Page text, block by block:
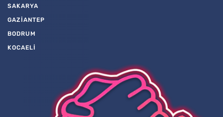
SAKARYA
GAZİANTEP
BODRUM
KOCAELİ